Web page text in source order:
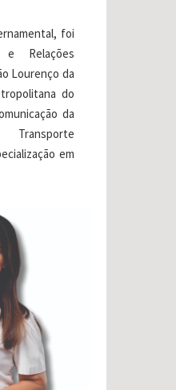
foi
e Relações
Lourenço da
do
da
Transporte
em